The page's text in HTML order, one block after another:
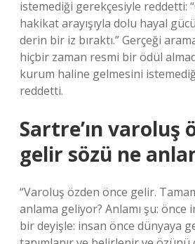
istemediği gerekçesiyle reddetti:
hakikat arayışıyla dolu hayal
derin bir iz bıraktı.” Gerçeği
hiçbir zaman resmi bir ödül
kurum haline gelmesini
reddetti.
Sartre’ın varoluş
gelir sözü ne
“Varoluş özden önce gelir.
anlama geliyor? Anlamı şu: önce
bir deyişle: insan önce dünyaya